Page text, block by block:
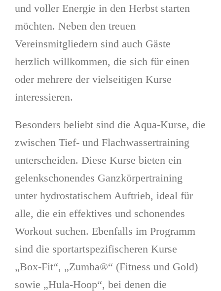
und voller Energie in den Herbst starten
möchten. Neben den treuen
Vereinsmitgliedern sind auch Gäste
herzlich willkommen, die sich für einen
oder mehrere der vielseitigen Kurse
interessieren.
Besonders beliebt sind die Aqua-Kurse, die
zwischen Tief- und Flachwassertraining
unterscheiden. Diese Kurse bieten ein
gelenkschonendes Ganzkörpertraining
unter hydrostatischem Auftrieb, ideal für
alle, die ein effektives und schonendes
Workout suchen. Ebenfalls im Programm
sind die sportartspezifischeren Kurse
„Box-Fit“, „Zumba®“ (Fitness und Gold)
sowie „Hula-Hoop“, bei denen die